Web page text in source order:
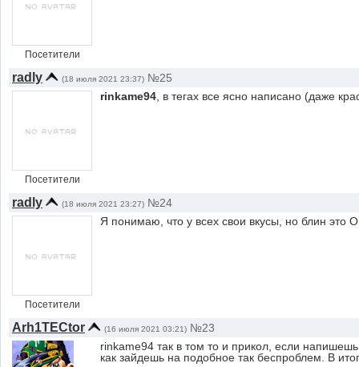
Посетители
radly (18 июля 2021 23:37) №25
Посетители
rinkame94 , в тегах все ясно написано (даже
radly (18 июля 2021 23:27) №24
Посетители
Я понимаю, что у всех свои вкусы, но блин это
Arh1TECtor (16 июля 2021 03:21) №23
rinkame94 так в том то и прикол, если
как зайдешь на подобное так беспроблем. В